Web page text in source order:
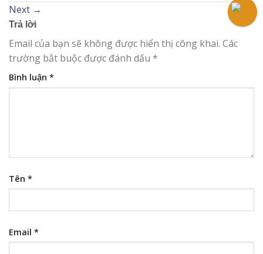
Next →
Trả lời
Email của bạn sẽ không được hiển thị công khai. Các
trường bắt buộc được đánh dấu *
Bình luận *
Tên *
Email *